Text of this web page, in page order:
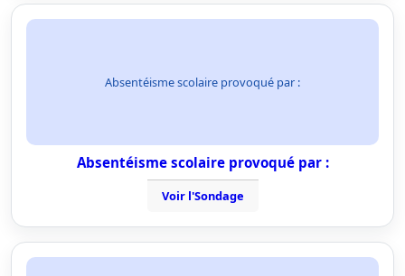
Absentéisme scolaire provoqué par :
Absentéisme scolaire provoqué par :
Voir l'Sondage